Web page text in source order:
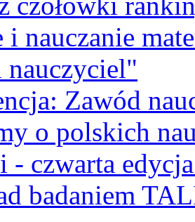
i nauczanie
nauczyciel"
Zawód
o polskich
- czwarta
badaniem